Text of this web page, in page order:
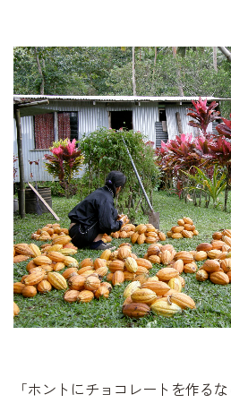
「ホントにチョコレートを作る